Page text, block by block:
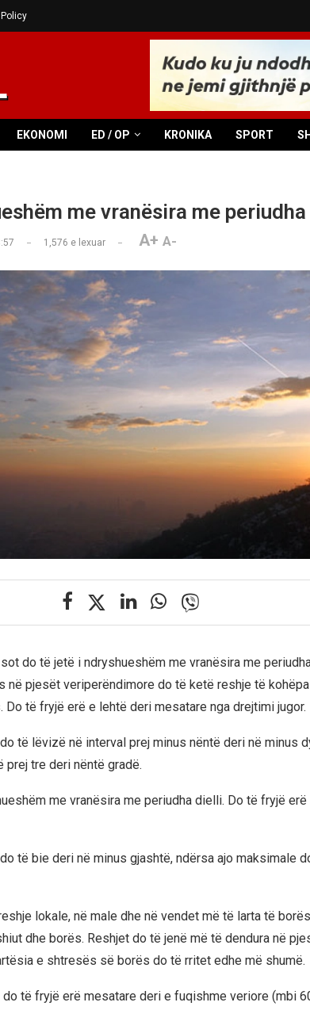
EKONOMI ED / OP KRONIKA SPORT
me vranësira me
1,576 e lexuar A+ A-
do të jetë i ndryshueshëm me vranësira me
në pjesët veriperëndimore do të ketë reshje të
Do të fryjë erë e lehtë deri mesatare nga drejtimi jugor.
të lëvizë në interval prej minus nëntë deri në minus
tre deri nëntë gradë.
me vranësira me periudha dielli. Do të fryjë
të bie deri në minus gjashtë, ndërsa ajo maksimale
lokale, në male dhe në vendet më të larta të
dhe borës. Reshjet do të jenë më të dendura në
e shtresës së borës do të rritet edhe më shumë.
do të fryjë erë mesatare deri e fuqishme veriore (mbi